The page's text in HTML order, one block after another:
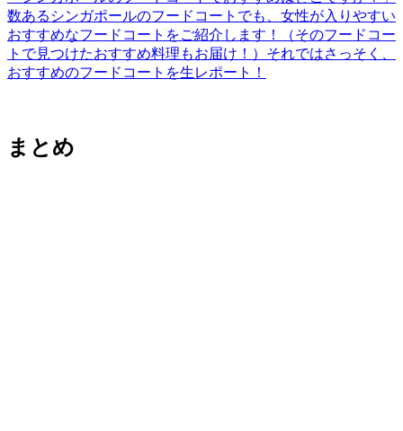
数あるシンガポールのフードコートでも、女性が入りやすい
おすすめなフードコートをご紹介します！（そのフードコー
トで見つけたおすすめ料理もお届け！）それではさっそく、
おすすめのフードコートを生レポート！
まとめ